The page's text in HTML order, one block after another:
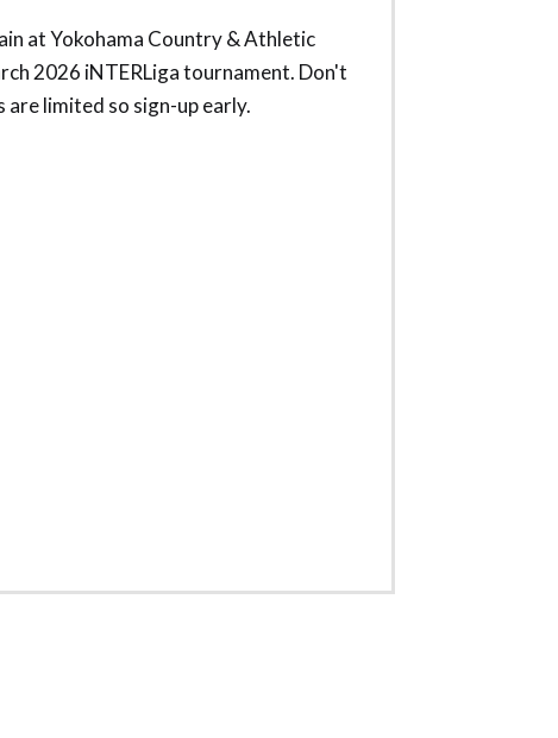
at Yokohama Country & Athletic
2026 iNTERLiga tournament. Don't
are limited so sign-up early.